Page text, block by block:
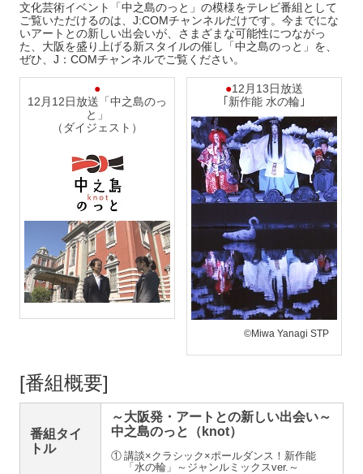
文化芸術イベント「中之島のっと」の模様をテレビ番組として
ご覧いただけるのは、J:COMチャンネルだけです。今までにな
いアートとの新しい出会いが、さまざまな可能性につながっ
た、大阪を盛り上げる新スタイルの催し「中之島のっと」を、
ぜひ、J：COMチャンネルでご覧ください。
●
12月12日放送「中之島のっ
と」
（ダイジェスト）
●12月13日放送
｢新作能 水の輪｣
©Miwa Yanagi STP
[番組概要]
番組タイ
トル
～大阪発・アートとの新しい出会い～
中之島のっと（knot）
① 講談×クラシック×ポールダンス！新作能
「水の輪」～ジャンルミックスver.～